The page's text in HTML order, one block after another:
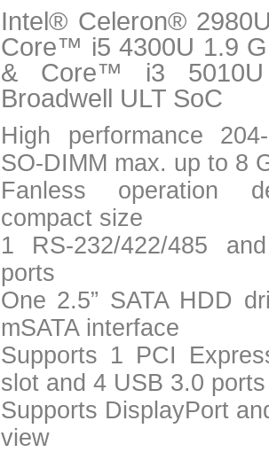
Intel® Celeron®
Core™ i5 4300U 1.9
& Core™ i3
Broadwell ULT SoC
High performance
SO-DIMM max. up to 8
Fanless operation
compact size
1 RS-232/422/485
ports
One 2.5” SATA HDD
mSATA interface
Supports 1 PCI
slot and 4 USB 3.0 ports
Supports DisplayPort
view